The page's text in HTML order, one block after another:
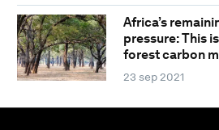
Africa’s
pressure: This
forest carbon
23 sep 2021